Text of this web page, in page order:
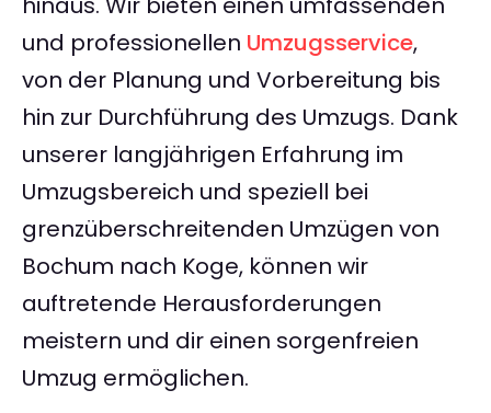
und professionellen Umzugsservice,
von der Planung und Vorbereitung bis
hin zur Durchführung des Umzugs. Dank
unserer langjährigen Erfahrung im
Umzugsbereich und speziell bei
grenzüberschreitenden Umzügen von
Bochum nach Koge, können wir
auftretende Herausforderungen
meistern und dir einen sorgenfreien
Umzug ermöglichen.